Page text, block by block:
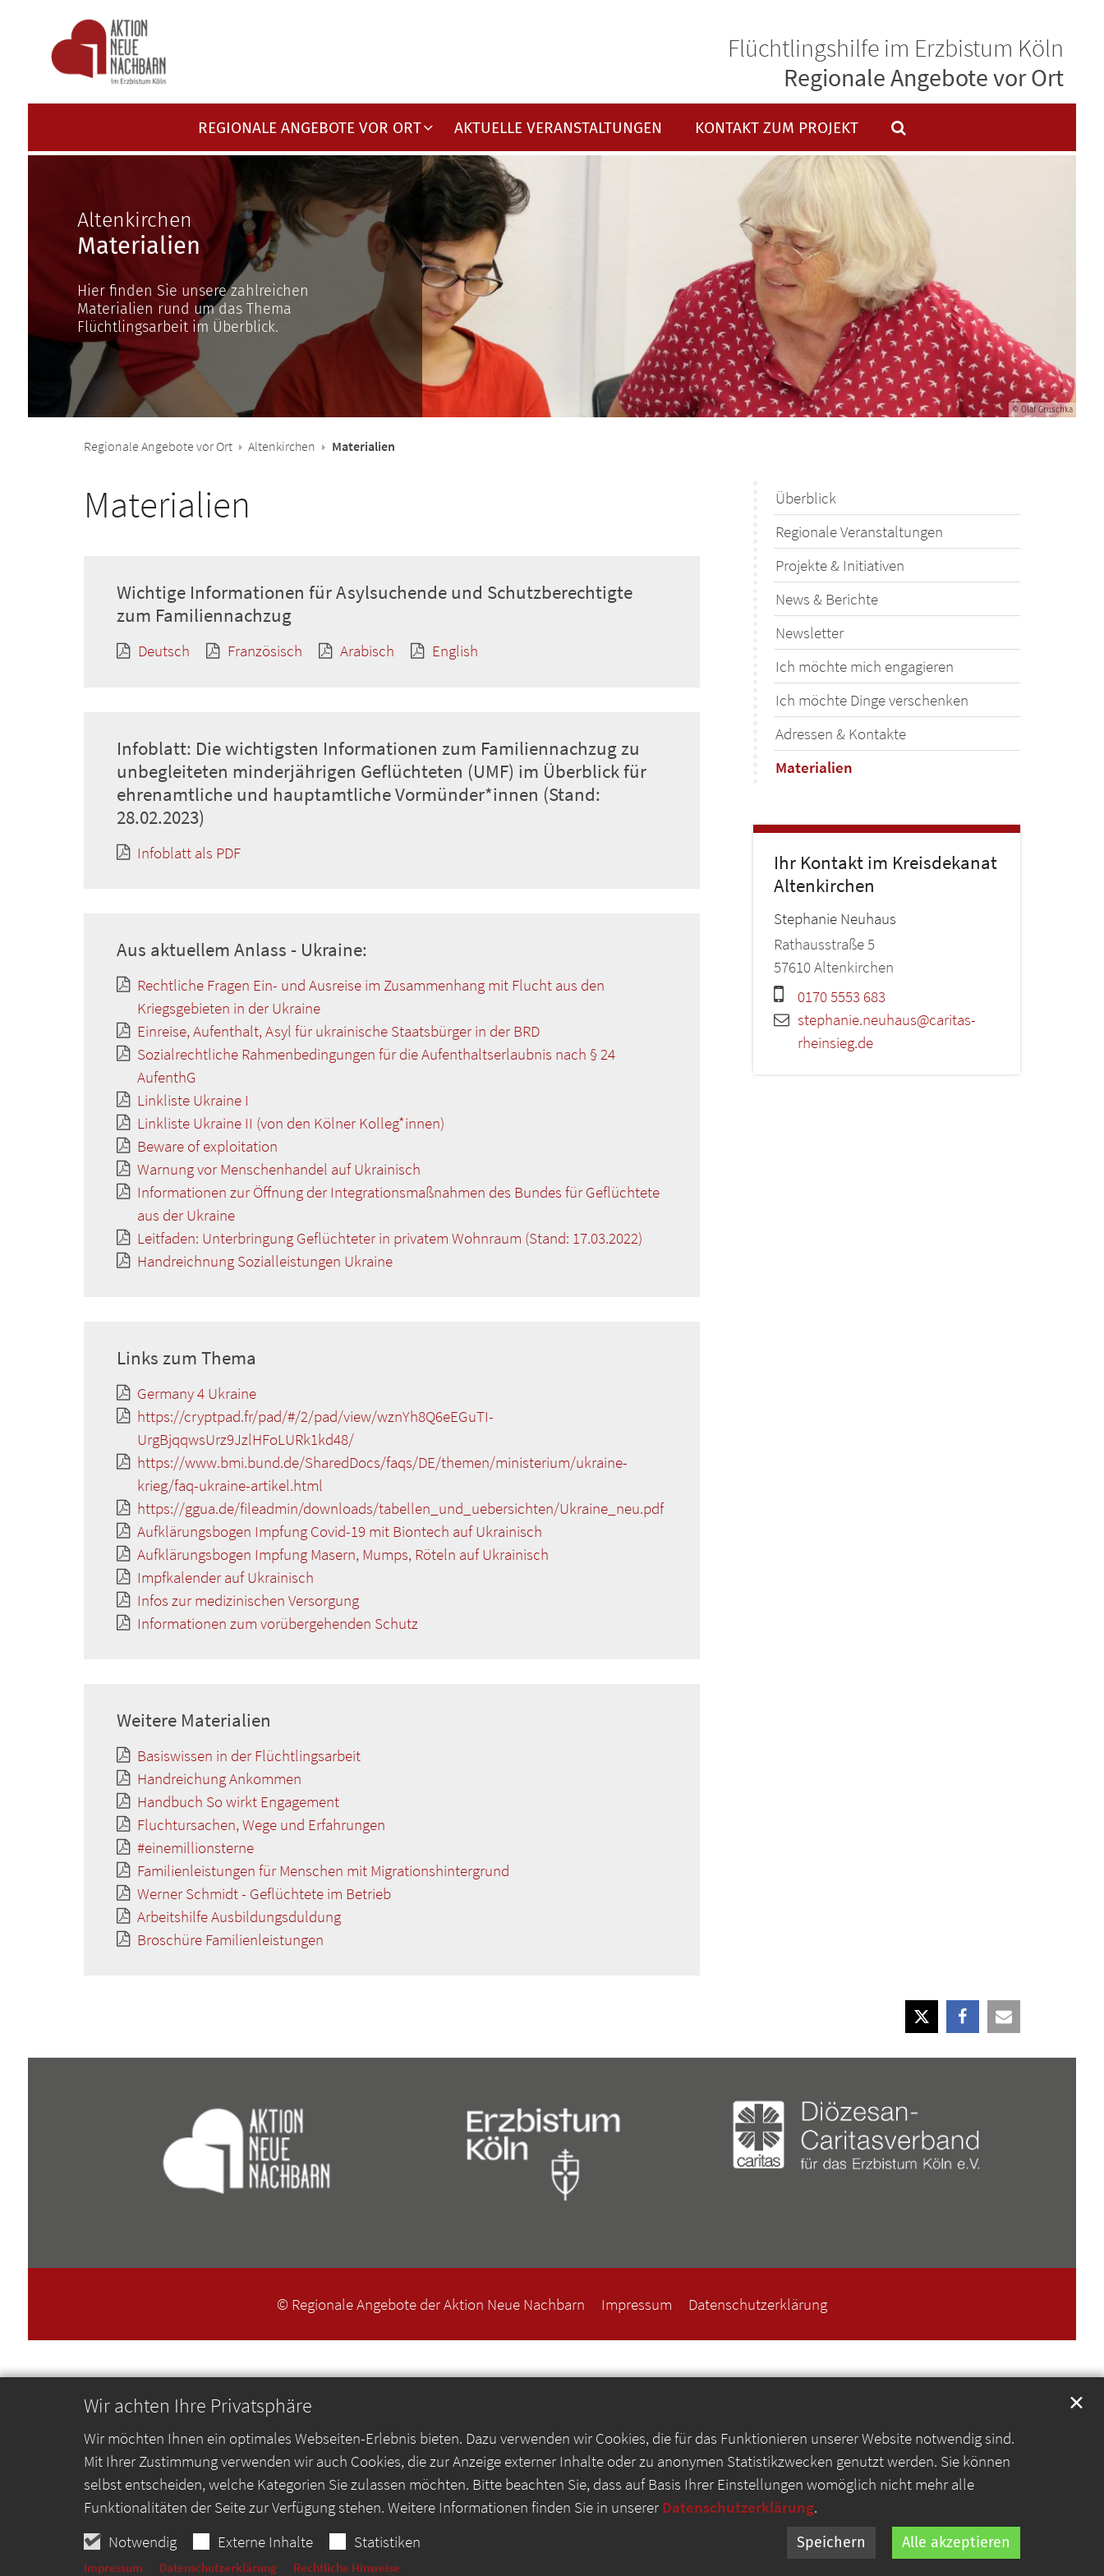
Wir achten Ihre Privatsphäre
Wir möchten Ihnen ein optimales Webseiten-Erlebnis bieten. Dazu verwenden wir Cookies, die für das Funktionieren unserer Website notwendig sind.
Mit Ihrer Zustimmung verwenden wir auch Cookies, die zur Anzeige externer Inhalte oder zu anonymen Statistikzwecken genutzt werden. Sie können
selbst entscheiden, welche Kategorien Sie zulassen möchten. Bitte beachten Sie, dass auf Basis Ihrer Einstellungen womöglich nicht mehr alle
Funktionalitäten der Seite zur Verfügung stehen. Weitere Informationen finden Sie in unserer Datenschutzerklärung.
Notwendig
Externe Inhalte Statistiken Speichern Alle akzeptieren
✕
Impressum Datenschutzerklärung Rechtliche Hinweise
REGIONALE ANGEBOTE VOR ORT AKTUELLE VERANSTALTUNGEN KONTAKT ZUM PROJEKT
Flüchtlingshilfe im Erzbistum Köln
Regionale Angebote vor Ort
© Olaf Gruschka
Altenkirchen
Materialien
Hier finden Sie unsere zahlreichen
Materialien rund um das Thema
Flüchtlingsarbeit im Überblick.
Regionale Angebote vor Ort Altenkirchen Materialien
Materialien
Wichtige Informationen für Asylsuchende und Schutzberechtigte
zum Familiennachzug
Deutsch Französisch Arabisch English
Infoblatt: Die wichtigsten Informationen zum Familiennachzug zu
unbegleiteten minderjährigen Geflüchteten (UMF) im Überblick für
ehrenamtliche und hauptamtliche Vormünder*innen (Stand:
28.02.2023)
Infoblatt als PDF
Aus aktuellem Anlass - Ukraine:
Rechtliche Fragen Ein- und Ausreise im Zusammenhang mit Flucht aus den
Kriegsgebieten in der Ukraine
Einreise, Aufenthalt, Asyl für ukrainische Staatsbürger in der BRD
Sozialrechtliche Rahmenbedingungen für die Aufenthaltserlaubnis nach § 24
AufenthG
Linkliste Ukraine I
Linkliste Ukraine II (von den Kölner Kolleg*innen)
Beware of exploitation
Warnung vor Menschenhandel auf Ukrainisch
Informationen zur Öffnung der Integrationsmaßnahmen des Bundes für Geflüchtete
aus der Ukraine
Leitfaden: Unterbringung Geflüchteter in privatem Wohnraum (Stand: 17.03.2022)
Handreichnung Sozialleistungen Ukraine
Links zum Thema
Germany 4 Ukraine
https://cryptpad.fr/pad/#/2/pad/view/wznYh8Q6eEGuTI-
UrgBjqqwsUrz9JzlHFoLURk1kd48/
https://www.bmi.bund.de/SharedDocs/faqs/DE/themen/ministerium/ukraine-
krieg/faq-ukraine-artikel.html
https://ggua.de/fileadmin/downloads/tabellen_und_uebersichten/Ukraine_neu.pdf
Aufklärungsbogen Impfung Covid-19 mit Biontech auf Ukrainisch
Aufklärungsbogen Impfung Masern, Mumps, Röteln auf Ukrainisch
Impfkalender auf Ukrainisch
Infos zur medizinischen Versorgung
Informationen zum vorübergehenden Schutz
Weitere Materialien
Basiswissen in der Flüchtlingsarbeit
Handreichung Ankommen
Handbuch So wirkt Engagement
Fluchtursachen, Wege und Erfahrungen
#einemillionsterne
Familienleistungen für Menschen mit Migrationshintergrund
Werner Schmidt - Geflüchtete im Betrieb
Arbeitshilfe Ausbildungsduldung
Broschüre Familienleistungen
Überblick
Regionale Veranstaltungen
Projekte & Initiativen
News & Berichte
Newsletter
Ich möchte mich engagieren
Ich möchte Dinge verschenken
Adressen & Kontakte
Materialien
Ihr Kontakt im Kreisdekanat
Altenkirchen
StephanieNeuhaus
Rathausstraße 5
57610Altenkirchen
0170 5553 683
stephanie.neuhaus@caritas-
rheinsieg.de
© Regionale Angebote der Aktion Neue Nachbarn Impressum Datenschutzerklärung